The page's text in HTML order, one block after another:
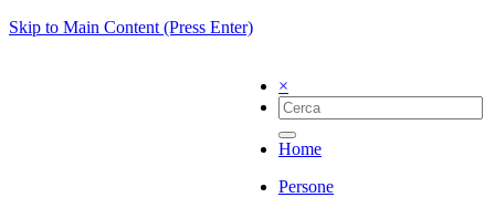
Skip to Main Content (Press Enter)
×
Home
Persone